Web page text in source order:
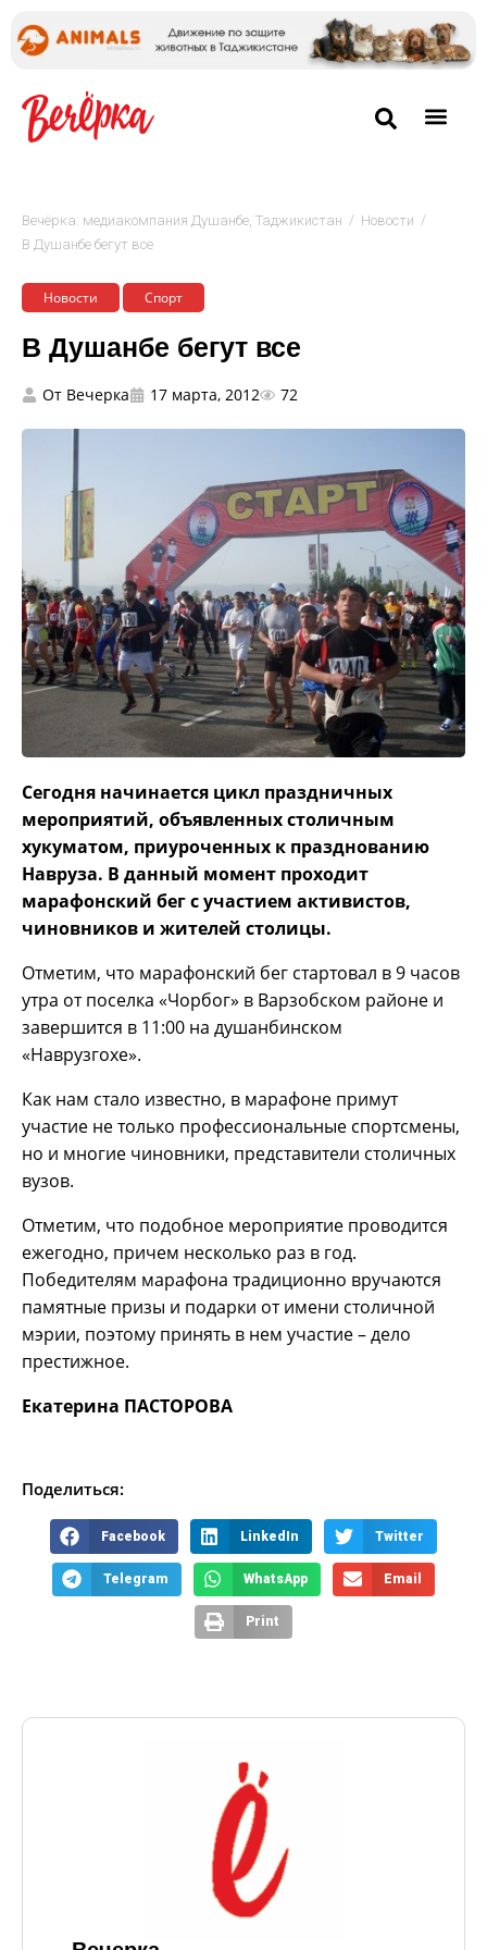
Вечёрка: медиакомпания Душанбе, Таджикистан / Новости /
В Душанбе бегут все
Новости Спорт
В Душанбе бегут все
От Вечерка 17 марта, 2012 72
Сегодня начинается цикл праздничных
мероприятий, объявленных столичным
хукуматом, приуроченных к празднованию
Навруза. В данный момент проходит
марафонский бег с участием активистов,
чиновников и жителей столицы.
Отметим, что марафонский бег стартовал в 9 часов
утра от поселка «Чорбог» в Варзобском районе и
завершится в 11:00 на душанбинском
«Наврузгохе».
Как нам стало известно, в марафоне примут
участие не только профессиональные спортсмены,
но и многие чиновники, представители столичных
вузов.
Отметим, что подобное мероприятие проводится
ежегодно, причем несколько раз в год.
Победителям марафона традиционно вручаются
памятные призы и подарки от имени столичной
мэрии, поэтому принять в нем участие – дело
престижное.
Екатерина ПАСТОРОВА
Поделиться:
Facebook LinkedIn Twitter
Telegram WhatsApp Email
Print